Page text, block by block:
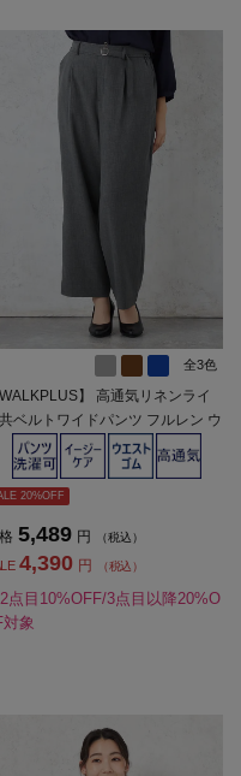
全3色
WALKPLUS】 高通気リネンライ
ベルトワイドパンツ フルレン ウ
ッシャブル ワンタック 春夏【レデ
ース】
20%OFF
5,489 円 （税込）
4,390 円 （税込）
点目10%OFF/3点目以降20%O
対象